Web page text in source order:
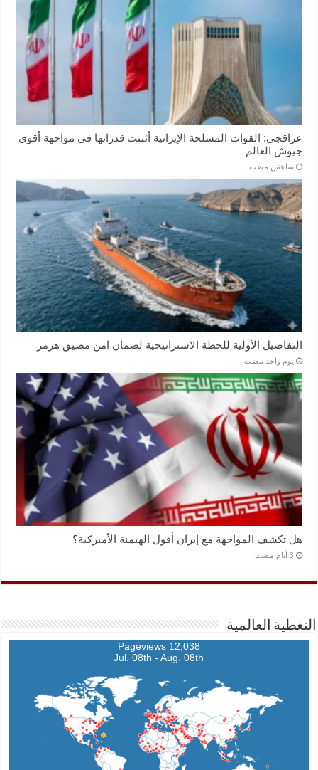
عراقجي: القوات المسلحة الإيرانية أثبتت قدراتها في مواجهة أقوى
جيوش العالم
‏ساعتين مضت
التفاصيل الأولية للخطة الاستراتيجية لضمان امن مضيق هرمز
‏يوم واحد مضت
هل تكشف المواجهة مع إيران أفول الهيمنة الأميركية؟
التغطية العالمية
12,038 Pageviews
Jul. 08th - Aug. 08th